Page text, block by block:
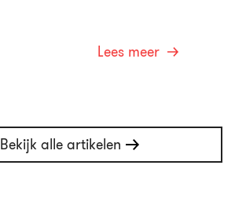
Lees meer
Bekijk alle artikelen